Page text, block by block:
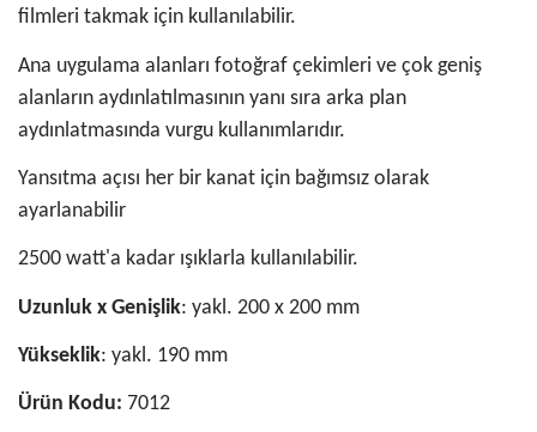
filmleri takmak için kullanılabilir.
Ana uygulama alanları fotoğraf çekimleri ve çok geniş
alanların aydınlatılmasının yanı sıra arka plan
aydınlatmasında vurgu kullanımlarıdır.
Yansıtma açısı her bir kanat için bağımsız olarak
ayarlanabilir
2500 watt'a kadar ışıklarla kullanılabilir.
Uzunluk x Genişlik: yakl. 200 x 200 mm
Yükseklik: yakl. 190 mm
Ürün Kodu: 7012